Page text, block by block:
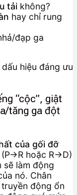
tải không?
hay chỉ rung
đạp ga
hiệu đáng ưu
“cộc”, giật
tăng ga đột
của gối đỡ
hoặc R→D)
sẽ làm động
nó. Chân
động ổn